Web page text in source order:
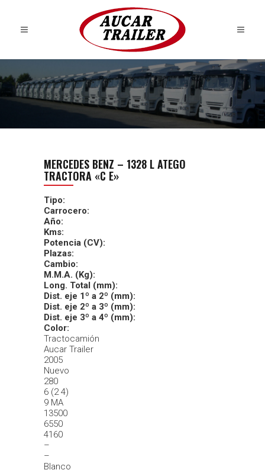
MERCEDES BENZ – 1328 L ATEGO
TRACTORA «C E»
Tipo:
Carrocero:
Año:
Kms:
Potencia (CV):
Plazas:
Cambio:
M.M.A. (Kg):
Long. Total (mm):
Dist. eje 1º a 2º (mm):
Dist. eje 2º a 3º (mm):
Dist. eje 3º a 4º (mm):
Color:
Tractocamión
Aucar Trailer
2005
Nuevo
280
6 (2 4)
9 MA
13500
6550
4160
–
–
Blanco